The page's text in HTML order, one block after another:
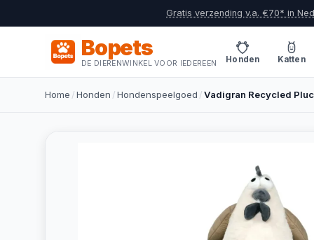
Gratis verzending v.a. €70* in
Bopets
DE DIERENWINKEL VOOR IEDEREEN Honden Katten
Home /Honden /Hondenspeelgoed /Vadigran Recycled